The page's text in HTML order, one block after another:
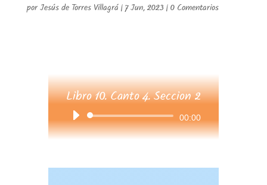
por Jesús de Torres Villagrá |7 Jun, 2023 | 0 Comentarios
Libro 10. Canto 4. Seccion 2
Reproductor
de
00:00